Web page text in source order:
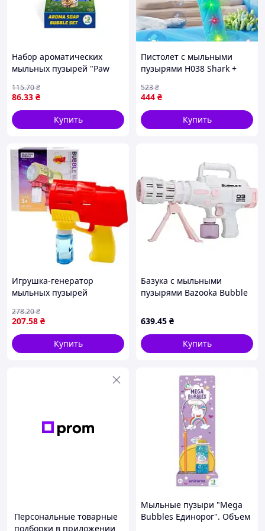
Набор ароматических
мыльных пузырей "Paw
86.33 ₴
115.70₴
Купить
Пистолет с мыльными
пузырями H038 Shark +
444 ₴
523₴
Купить
Игрушка-генератор
мыльных пузырей
207.58 ₴
278.20₴
Купить
Базука с мыльными
пузырями Bazooka Bubble
запуска пузырьков, улицы,
праздников и активных
игр
639.45 ₴
Купить
Персональные товарные
подборки в приложении
Мыльные пузыри "Mega
Bubbles Единорог". Объем